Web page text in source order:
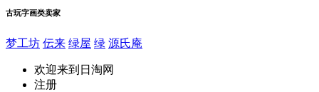
古玩字画类卖家
梦工坊 伝来 绿屋 绿 源氏庵
欢迎来到日淘网
注册